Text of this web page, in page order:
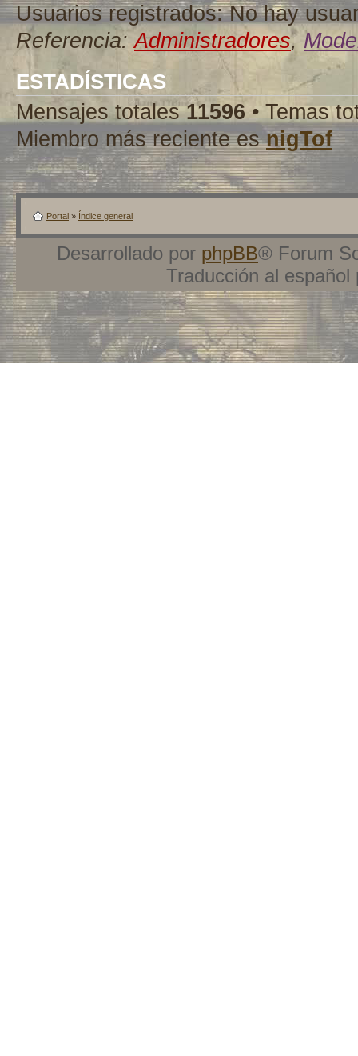
Usuarios registrados: No hay
Referencia:Administradores,
ESTADÍSTICAS
Mensajes totales11596 • Temas
Miembro más reciente esnigTof
Portal » Índice general
Desarrollado por phpBB® Forum
Traducción al